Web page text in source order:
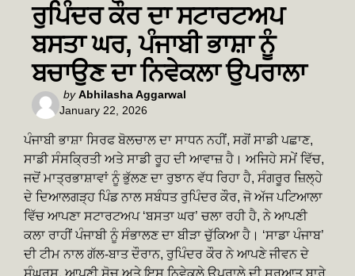
ਰੁਪਿੰਦਰ ਕੌਰ ਦਾ ਸਟਾਰਟਅਪ
ਬਸਤਾ ਘਰ, ਪੰਜਾਬੀ ਭਾਸ਼ਾ ਨੂੰ
ਬਚਾਉਣ ਦਾ ਨਿਵੇਕਲਾ ਉਪਰਾਲਾ
Posted
by
by Abhilasha Aggarwal
January 22, 2026
ਪੰਜਾਬੀ ਭਾਸ਼ਾ ਸਿਰਫ ਬੋਲਚਾਲ ਦਾ ਸਾਧਨ ਨਹੀਂ, ਸਗੋਂ ਸਾਡੀ ਪਛਾਣ,
ਸਾਡੀ ਸੰਸਕ੍ਰਿਤੀ ਅਤੇ ਸਾਡੀ ਰੂਹ ਦੀ ਆਵਾਜ਼ ਹੈ। ਅਜਿਹੇ ਸਮੇਂ ਵਿੱਚ,
ਜਦੋਂ ਮਾਤ੍ਰਭਾਸ਼ਾਵਾਂ ਨੂੰ ਭੁੱਲਣ ਦਾ ਰੁਝਾਨ ਵੱਧ ਰਿਹਾ ਹੈ, ਸੰਗਰੂਰ ਜ਼ਿਲ੍ਹੇ
ਦੇ ਦਿਆਲਗੜ੍ਹ ਪਿੰਡ ਨਾਲ ਸਬੰਧਤ ਰੁਪਿੰਦਰ ਕੌਰ, ਜੋ ਅੱਜ ਪਟਿਆਲਾ
ਵਿੱਚ ਆਪਣਾ ਸਟਾਰਟਅਪ ‘ਬਸਤਾ ਘਰ’ ਚਲਾ ਰਹੀ ਹੈ, ਨੇ ਆਪਣੀ
ਕਲਾ ਰਾਹੀਂ ਪੰਜਾਬੀ ਨੂੰ ਸੰਭਾਲਣ ਦਾ ਬੀੜਾ ਚੁੱਕਿਆ ਹੈ। ‘ਸਾਡਾ ਪੰਜਾਬ’
ਦੀ ਟੀਮ ਨਾਲ ਗੱਲ-ਬਾਤ ਦੌਰਾਨ, ਰੁਪਿੰਦਰ ਕੌਰ ਨੇ ਆਪਣੇ ਜੀਵਨ ਦੇ
ਸੰਘਰਸ਼, ਆਪਣੀ ਸੋਚ ਅਤੇ ਇਸ ਨਿਵੇਕਲੇ ਉਪਰਾਲੇ ਦੀ ਸ਼ੁਰੂਆਤ ਬਾਰੇ